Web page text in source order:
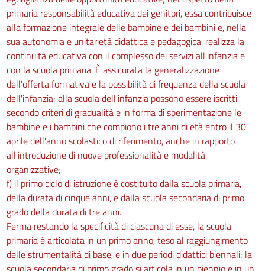
primaria responsabilità educativa dei genitori, essa contribuisce
alla formazione integrale delle bambine e dei bambini e, nella
sua autonomia e unitarietà didattica e pedagogica, realizza la
continuità educativa con il complesso dei servizi all'infanzia e
con la scuola primaria. È assicurata la generalizzazione
dell'offerta formativa e la possibilità di frequenza della scuola
dell'infanzia; alla scuola dell'infanzia possono essere iscritti
secondo criteri di gradualità e in forma di sperimentazione le
bambine e i bambini che compiono i tre anni di età entro il 30
aprile dell'anno scolastico di riferimento, anche in rapporto
all'introduzione di nuove professionalità e modalità
organizzative;
f) il primo ciclo di istruzione è costituito dalla scuola primaria,
della durata di cinque anni, e dalla scuola secondaria di primo
grado della durata di tre anni.
Ferma restando la specificità di ciascuna di esse, la scuola
primaria è articolata in un primo anno, teso al raggiungimento
delle strumentalità di base, e in due periodi didattici biennali; la